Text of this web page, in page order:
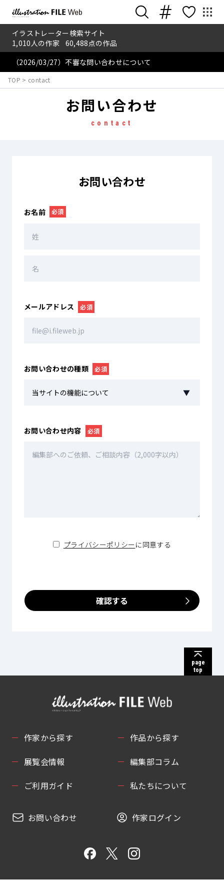
イラストレーター検索サイト
1,010人の作家 60,488点の作品
（2026/03/27）不審な問い合わせについて
TOP > contact
お問い合わせ
contact
お問い合わせ
お名前 必須
メールアドレス 必須
お問い合わせの種類 必須
▼
お問い合わせ内容 必須
プライバシーポリシー に同意する
確認する
page
top
作家から探す
作品から探す
展覧会情報
編集部コラム
ご利用ガイド
私たちについて
お問い合わせ 作家ログイン